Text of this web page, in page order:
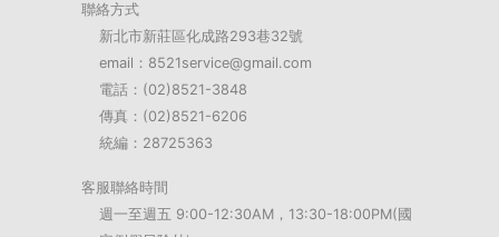
聯絡方式
新北市新莊區化成路293巷32號
email：8521service@gmail.com
電話：(02)8521-3848
傳真：(02)8521-6206
統編：28725363
客服聯絡時間
週一至週五 9:00-12:30AM，13:30-18:00PM(國